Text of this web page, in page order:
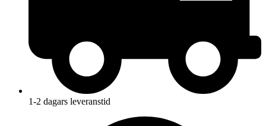
1-2 dagars leveranstid